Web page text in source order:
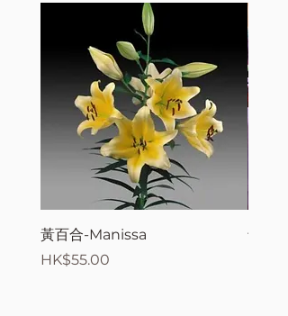
黃百合-Manissa
價格
HK$55.00
母親